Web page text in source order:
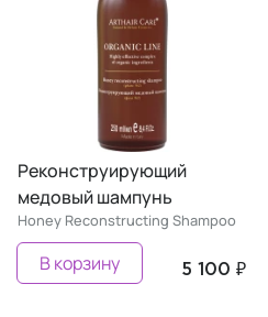
Реконструирующий
медовый шампунь
Honey Reconstructing Shampoo
5 100 ₽
В корзину